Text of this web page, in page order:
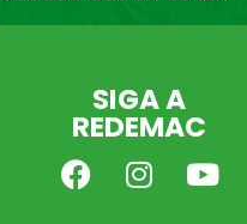
SIGA A
REDEMAC